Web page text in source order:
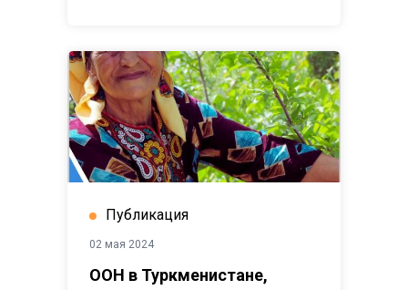
Публикация
02 мая 2024
ООН в Туркменистане,